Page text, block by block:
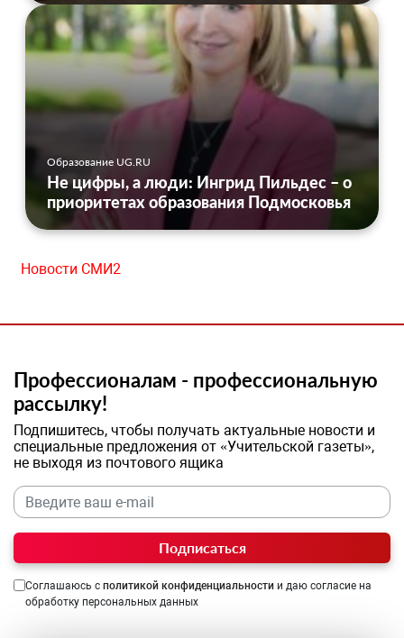
Образование UG.RU
Не цифры, а люди: Ингрид Пильдес – о
приоритетах образования Подмосковья
Новости СМИ2
Профессионалам - профессиональную
рассылку!
Подпишитесь, чтобы получать актуальные новости и
специальные предложения от «Учительской газеты»,
не выходя из почтового ящика
Подписаться
Соглашаюсь с политикой конфиденциальности и даю согласие на
обработку персональных данных